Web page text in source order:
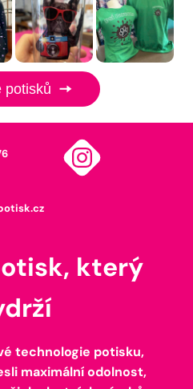
potisků
který
technologie potisku,
maximální odolnost,